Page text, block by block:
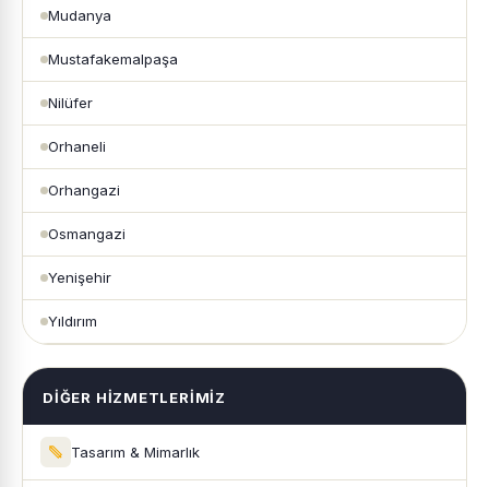
Mudanya
Mustafakemalpaşa
Nilüfer
Orhaneli
Orhangazi
Osmangazi
Yenişehir
Yıldırım
DIĞER HIZMETLERIMIZ
Tasarım & Mimarlık